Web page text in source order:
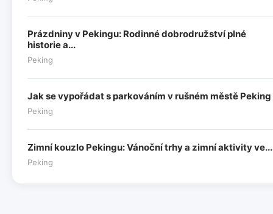
Prázdniny v Pekingu: Rodinné dobrodružství plné
historie a...
Peking
Jak se vypořádat s parkováním v rušném městě Peking
Peking
Zimní kouzlo Pekingu: Vánoční trhy a zimní aktivity ve...
Peking